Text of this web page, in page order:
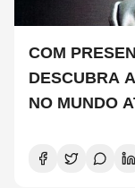
COM
DESCUBRA
NO MUNDO